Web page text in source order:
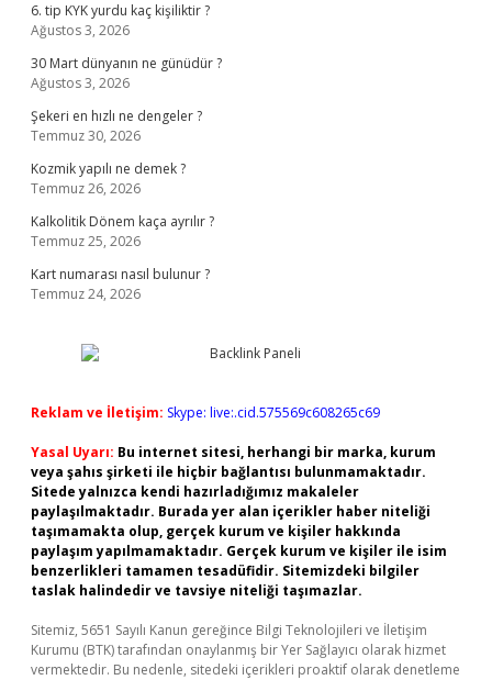
6. tip KYK yurdu kaç kişiliktir ?
Ağustos 3, 2026
30 Mart dünyanın ne günüdür ?
Ağustos 3, 2026
Şekeri en hızlı ne dengeler ?
Temmuz 30, 2026
Kozmik yapılı ne demek ?
Temmuz 26, 2026
Kalkolitik Dönem kaça ayrılır ?
Temmuz 25, 2026
Kart numarası nasıl bulunur ?
Temmuz 24, 2026
Reklam ve İletişim: Skype: live:.cid.575569c608265c69
Yasal Uyarı: Bu internet sitesi, herhangi bir marka, kurum
veya şahıs şirketi ile hiçbir bağlantısı bulunmamaktadır.
Sitede yalnızca kendi hazırladığımız makaleler
paylaşılmaktadır. Burada yer alan içerikler haber niteliği
taşımamakta olup, gerçek kurum ve kişiler hakkında
paylaşım yapılmamaktadır. Gerçek kurum ve kişiler ile isim
benzerlikleri tamamen tesadüfidir. Sitemizdeki bilgiler
taslak halindedir ve tavsiye niteliği taşımazlar.
Sitemiz, 5651 Sayılı Kanun gereğince Bilgi Teknolojileri ve İletişim
Kurumu (BTK) tarafından onaylanmış bir Yer Sağlayıcı olarak hizmet
vermektedir. Bu nedenle, sitedeki içerikleri proaktif olarak denetleme